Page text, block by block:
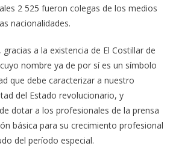
2 525 fueron colegas de los medios
nacionalidades.
a la existencia de El Costillar de
nombre ya de por sí es un símbolo
que debe caracterizar a nuestro
del Estado revolucionario, y
dotar a los profesionales de la prensa
básica para su crecimiento profesional
del período especial.